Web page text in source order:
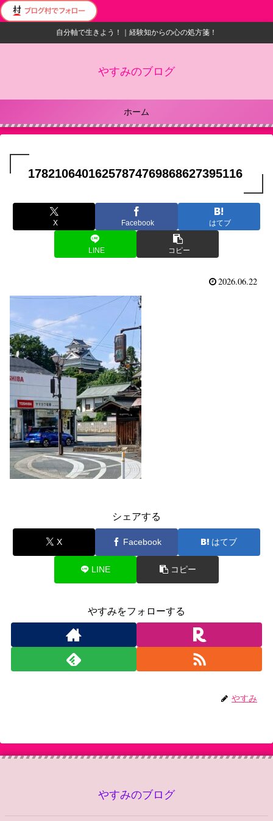
自分軸で生きよう！｜経験知からの心の処方箋！
やすみのブログ
ホーム
17821064016257874769868627395116
X Facebook はてブ
LINE コピー
2026.06.22
シェアする
X Facebook はてブ
LINE コピー
やすみをフォローする
やすみ
やすみのブログ